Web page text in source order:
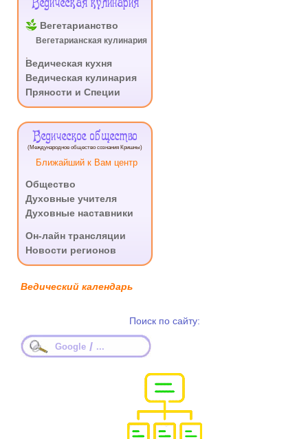
Вегетарианство
Вегетарианская кулинария
Ведическая кухня
Ведическая кулинария
Пряности и Специи
Ведическое общество
(Международное общество сознания Кришны)
Ближайший к Вам центр
Общество
Духовные учителя
Духовные наставники
Он-лайн трансляции
Новости регионов
Ведический календарь
Поиск по сайту:
Google / ...